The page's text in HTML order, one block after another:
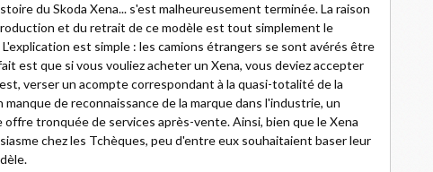
du Skoda Xena... s'est malheureusement terminée. La raison
et du retrait de ce modèle est tout simplement le
est simple : les camions étrangers se sont avérés être
est que si vous vouliez acheter un Xena, vous deviez accepter
verser un acompte correspondant à la quasi-totalité de la
de reconnaissance de la marque dans l'industrie, un
tronquée de services après-vente. Ainsi, bien que le Xena
chez les Tchèques, peu d'entre eux souhaitaient baser leur